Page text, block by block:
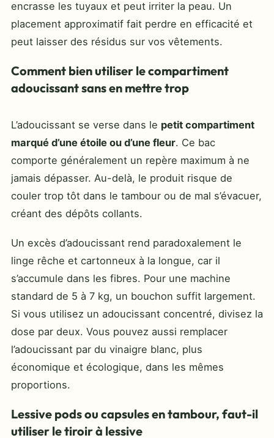
encrasse les tuyaux et peut irriter la peau. Un
placement approximatif fait perdre en efficacité et
peut laisser des résidus sur vos vêtements.
Comment bien utiliser le compartiment
adoucissant sans en mettre trop
L’adoucissant se verse dans le petit compartiment
marqué d’une étoile ou d’une fleur. Ce bac
comporte généralement un repère maximum à ne
jamais dépasser. Au-delà, le produit risque de
couler trop tôt dans le tambour ou de mal s’évacuer,
créant des dépôts collants.
Un excès d’adoucissant rend paradoxalement le
linge rêche et cartonneux à la longue, car il
s’accumule dans les fibres. Pour une machine
standard de 5 à 7 kg, un bouchon suffit largement.
Si vous utilisez un adoucissant concentré, divisez la
dose par deux. Vous pouvez aussi remplacer
l’adoucissant par du vinaigre blanc, plus
économique et écologique, dans les mêmes
proportions.
Lessive pods ou capsules en tambour, faut-il
utiliser le tiroir à lessive